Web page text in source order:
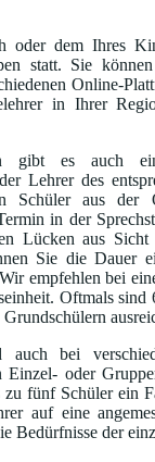
oder dem Ihres
statt. Sie
Online-
in Ihrer
gibt es auch
Lehrer des
Schüler aus der
in der
Lücken aus
Sie die Dauer
empfehlen bei
Oftmals sind
bei
Einzel- oder
zu fünf Schüler ein
auf eine
Bedürfnisse der